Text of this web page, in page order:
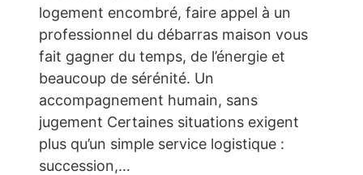
logement encombré, faire appel à un
professionnel du débarras maison vous
fait gagner du temps, de l’énergie et
beaucoup de sérénité. Un
accompagnement humain, sans
jugement Certaines situations exigent
plus qu’un simple service logistique :
succession,…